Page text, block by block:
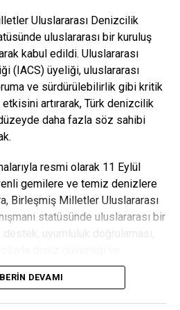
varan oranda azalacak”
Dicle Elektrik Genel
yaygınlaşması ile elektrik
Uluslararası Denizcilik
uluslararası bir kuruluş
kabul edildi. Uluslararası
(IACS) üyeliği, uluslararası
ve sürdürülebilirlik gibi kritik
etkisini artırarak, Türk denizcilik
daha fazla söz sahibi
resmi olarak 11 Eylül
gemilere ve temiz denizlere
Birleşmiş Milletler Uluslararası
statüsünde uluslararası bir
uyumluluk doğrulaması,
bir katkı sağlıyor. Dünyanın
fazlası, IACS üyelerinin
ve ömür boyu uyumluluk
DEVAMI